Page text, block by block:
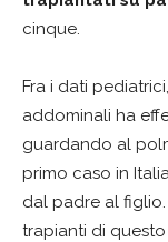
cinque.
Fra i dati
addominali ha
guardando al
primo caso in
dal padre al
trapianti di